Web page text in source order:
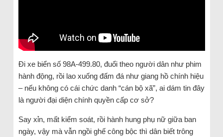
Đi xe biển số 98A-499.80, đuổi theo người dân như phim
hành động, rồi lao xuống đấm đá như giang hồ chính hiệu
– nếu không có cái chức danh “cán bộ xã”, ai dám tin đây
là người đại diện chính quyền cấp cơ sở?
Say xỉn, mất kiểm soát, rồi hành hung phụ nữ giữa ban
ngày, vậy mà vẫn ngồi ghế công bộc thì dân biết trông